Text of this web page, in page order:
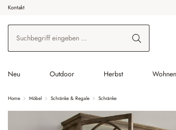
Hauptinhalt springen
Zur Suche springen
Zur Hauptnavigation springen
Kontakt
Neu Outdoor Herbst Wohnen
Home Möbel Schränke & Regale Schränke